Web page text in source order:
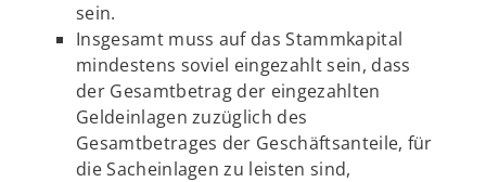
sein.
Insgesamt muss auf das Stammkapital
mindestens soviel eingezahlt sein, dass
der Gesamtbetrag der eingezahlten
Geldeinlagen zuzüglich des
Gesamtbetrages der Geschäftsanteile, für
die Sacheinlagen zu leisten sind,